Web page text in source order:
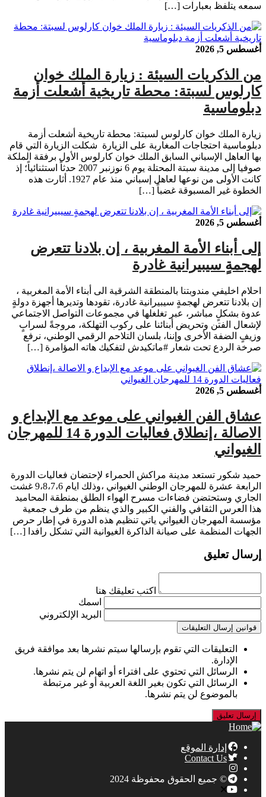
سمعه يتلفظ بعبارات […]
أغسطس 5, 2026
من الذكريات السيئة : زيارة الملك خوان
كارلوس لسبتة: محطة تاريخية أشعلت أزمة
دبلوماسية
زيارة الملك خوان كارلوس لسبتة: محطة تاريخية أشعلت أزمة
دبلوماسية احتجاجات المغاربة على الزيارة شكلت الزيارة التي قام
بها العاهل الإسباني السابق الملك خوان كارلوس الأول برفقة الملكة
صوفيا إلى مدينة سبتة المحتلة يوم 6 نوزنبر 2007 حدثاً استثنائياً؛ إذ
كانت الأولى من نوعها لعاهل إسباني منذ عام 1927. أثارت هذه
الخطوة غير المسبوقة غضباً […]
أغسطس 5, 2026
إلى أبناء الأمة المغربية ، إن بلادنا تتعرض
لهجمةٍ سيبيرانية غادرة
احلام اخليفي مندوبتنا بالمنطقة الشرقية الى أبناء الأمة المغربية ،
إن بلادنا تتعرض لهجمةٍ سيبيرانية غادرة، تقودها وتديرها أجهزة دولةٍ
عدوة بشكلٍ مباشر، عبر تغلغلها في مجموعات التواصل الاجتماعي
لإشعال الفتن وتحريض أبنائنا على ركوب التهلكة، مروجةً لسرابٍ
وزيفٍ الضفة الأخرى وإننا، بلسان التلاحم الرقمي الوطني، نرفع
صرخة الردع تحت شعار #ماتكيدش لتفكيك هاته المؤامرة […]
أغسطس 5, 2026
عشاق الفن الغيواني على موعد مع الإبداع و
الاصالة ،إنطلاق فعاليات الدورة 14 للمهرجان
الغيواني
حميد شكور تستعد مدينة مراكش الحمراء لإحتضان فعاليات الدورة
الرابعة عشرة للمهرجان الوطني الغيواني ،وذلك ايام 9،8،7،6 غشت
الجاري وستحتضن فضاءات مسرح الهواء الطلق بمنطقة المحاميد
هذا العرس الثقافي والفني الكبير والذي ينظم من طرف جمعية
مؤسسة المهرجان الغيواني ياتي تنظيم هذه الدورة في إطار حرص
الجهات المنظمة على صيانة الذاكرة الغيوانية التي تشكل رافدا […]
إرسال تعليق
اكتب تعليقك هنا
اسمك
البريد الإلكتروني
قوانين إرسال التعليقات
التعليقات التي تقوم بإرسالها سيتم نشرها بعد موافقة فريق
الإدارة.
الرسائل التي تحتوي على افتراء أو اتهام لن يتم نشرها.
الرسائل التي تكون بغير اللغة العربية أو غير مرتبطة
بالموضوع لن يتم نشرها.
إدارة الموقع
Contact Us
© جميع الحقوق محفوظة 2024